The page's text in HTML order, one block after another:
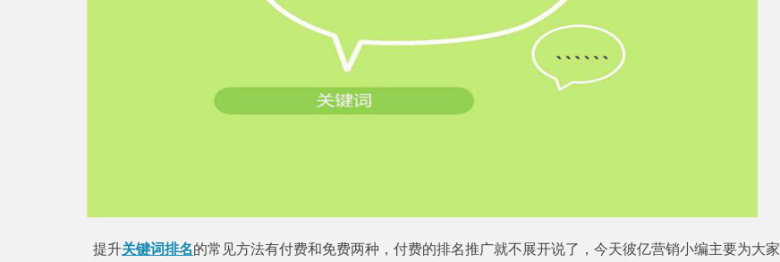
提升关键词排名的常见方法有付费和免费两种，付费的排名推广就不展开说了，今天彼亿营销小编主要为大家